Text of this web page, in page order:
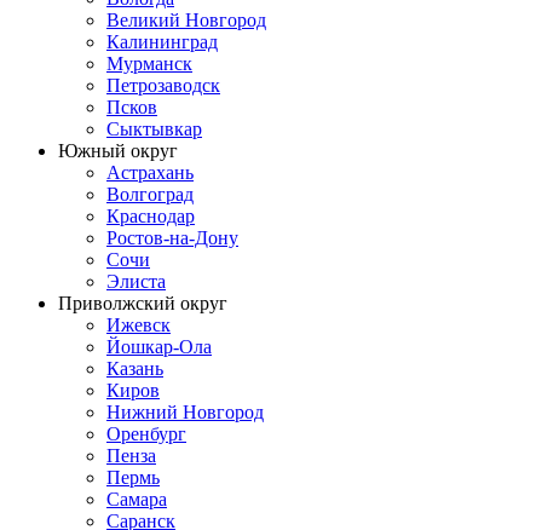
Великий Новгород
Калининград
Мурманск
Петрозаводск
Псков
Сыктывкар
Южный округ
Астрахань
Волгоград
Краснодар
Ростов-на-Дону
Сочи
Элиста
Приволжский округ
Ижевск
Йошкар-Ола
Казань
Киров
Нижний Новгород
Оренбург
Пенза
Пермь
Самара
Саранск